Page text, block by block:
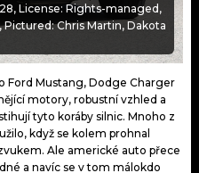
License: Rights-managed,
Pictured: Chris Martin, Dakota
Ford Mustang, Dodge Charger
motory, robustní vzhled a
tyto koráby silnic. Mnoho z
když se kolem prohnal
Ale americké auto přece
a navíc se v tom málokdo